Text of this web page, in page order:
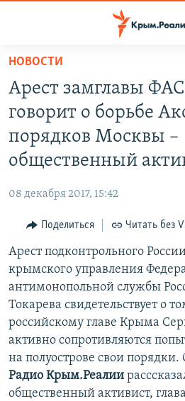
Вернуться
основному
содержанию
Вернутся
главной
Вернутся
поиску
СПЕЦПРОЕКТЫ
КАРТА ВОЕННЫХ ОБЪЕКТОВ КРЫМА
ИСТОРИЯ
ИНТЕРАКТИВ
ИНФОГРАФИКА
ТЕЛЕПРОЕКТ КРЫМ.РЕАЛИИ
СОВЕТЫ ПРАВОЗАЩИТНИКОВ
ПРОПАВШИЕ БЕЗ ВЕСТИ
ПОБЕДИТЕЛЕЙ НЕ СУДЯТ?
КРЫМ.НЕПОКОРЕННЫЙ
ELIFBE
РАДІО СВОБОДА
КАК ОБОЙТИ БЛОКИРОВКУ
Українською
Qırımtatar
ПРИСОЕДИНЯЙТЕСЬ!
НОВОСТИ
Арест замглавы
говорит о борьбе
порядков Москвы –
общественный
08 декабря 2017, 15:42
Поделиться Читать без
Арест подконтрольного
крымского управления
антимонопольной службы
Токарева свидетельствует о
российскому главе Крыма
активно сопротивляются
на полуострове свои порядки.
Радио Крым.Реалии
общественный активист,